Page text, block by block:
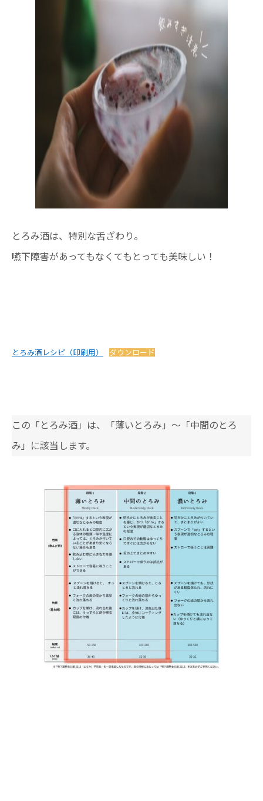
とろみ酒は、特別な舌ざわり。
嚥下障害があってもなくてもとっても美味しい！
とろみ酒レシピ（印刷用） ダウンロード
この「とろみ酒」は、「薄いとろみ」～「中間のとろ
み」に該当します。